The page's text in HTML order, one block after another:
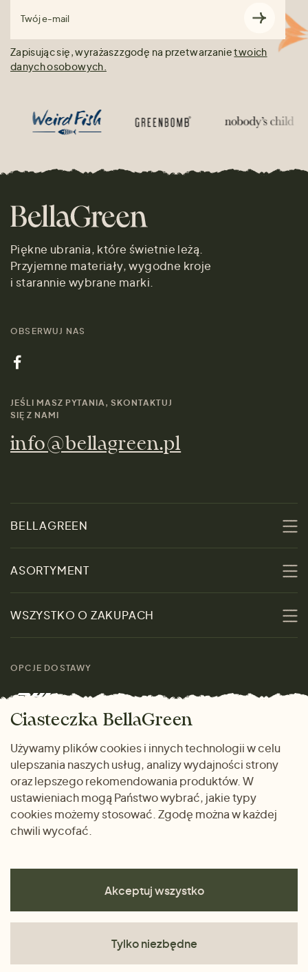
Twój e-mail
Zapisując się, wyrażasz zgodę na przetwarzanietwoich
danych osobowych.
Piękne ubrania, które świetnie leżą.
Przyjemne materiały, wygodne kroje
i starannie wybrane marki.
OBSERWUJ NAS
JEŚLI MASZ PYTANIA, SKONTAKTUJ
SIĘ Z NAMI
info@bellagreen.pl
BELLAGREEN
Zrównoważoność
Skontaktuj się z nami
Marki
ASORTYMENT
Kobiety
Mężczyźni
Prezenty
WSZYSTKO O ZAKUPACH
rozmiarach
Zwrot towaru
Dlaczego warto kupować
u nas
OPCJE DOSTAWY
METODY PŁATNOŚCI
Ciasteczka BellaGreen
Używamy plików cookies i innych technologii w celu
ulepszania naszych usług, analizy wydajności strony
oraz lepszego rekomendowania produktów. W
ustawieniach mogą Państwo wybrać, jakie typy
cookies możemy stosować. Zgodę można w każdej
chwili wycofać.
Akceptuj wszystko
Tylko niezbędne